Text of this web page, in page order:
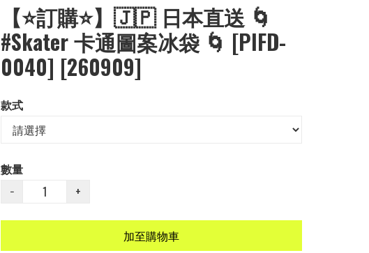
【⭐訂購⭐】🇯🇵 日本直送 🌀
#Skater 卡通圖案冰袋 🌀 [PIFD-
0040] [260909]
款式
數量
−
+
加至購物車